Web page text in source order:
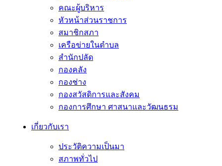
คณะผู้บริหาร
หัวหน้าส่วนราชการ
สมาชิกสภา
เครือข่ายในตำบล
สำนักปลัด
กองคลัง
กองช่าง
กองสวัสดิการและสังคม
กองการศึกษา ศาสนาและวัฒนธรม
เกี่ยวกับเรา
ประวัติความเป็นมา
สภาพทั่วไป